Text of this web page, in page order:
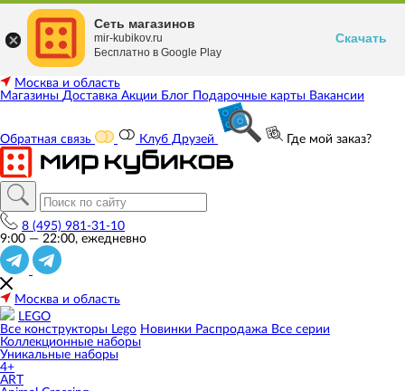
Москва и область
Магазины Доставка Акции Блог Подарочные карты Вакансии
Обратная связь Клуб Друзей Где мой заказ?
8 (495) 981-31-10
9:00 — 22:00, ежедневно
Москва и область
LEGO
Все конструкторы Lego Новинки Распродажа Все серии
Коллекционные наборы
Уникальные наборы
4+
ART
Сеть магазинов
mir-kubikov.ru
Бесплатно в Google Play
Скачать